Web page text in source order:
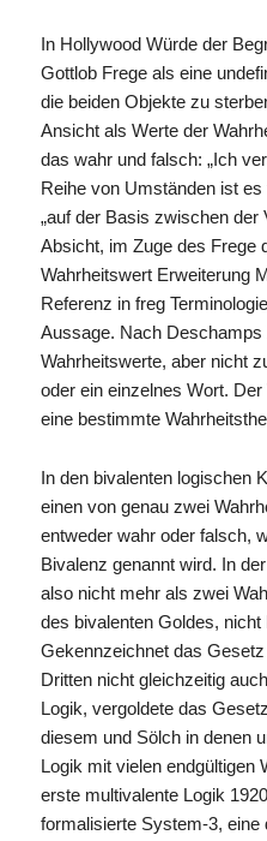
In Hollywood Würde der
Gottlob Frege als eine
die beiden Objekte zu
Ansicht als Werte der
das wahr und falsch: „Ich
Reihe von Umständen ist
„auf der Basis zwischen der
Absicht, im Zuge des Frege
Wahrheitswert Erweiterung
Referenz in freg
Aussage. Nach
Wahrheitswerte, aber nicht
oder ein einzelnes Wort.
eine bestimmte
In den bivalenten logischen
einen von genau zwei
entweder wahr oder falsch,
Bivalenz genannt wird. In
also nicht mehr als zwei
des bivalenten Goldes, nicht
Gekennzeichnet das
Dritten nicht gleichzeitig
Logik, vergoldete das
diesem und Sölch in denen
Logik mit vielen endgültigen
erste multivalente Logik
formalisierte System-3, eine